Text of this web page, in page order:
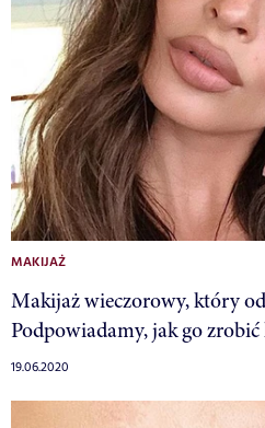
MAKIJAŻ
Makijaż wieczorowy, który
Podpowiadamy, jak go
19.06.2020